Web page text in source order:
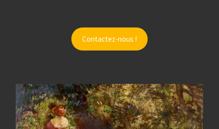
Contactez-nous !